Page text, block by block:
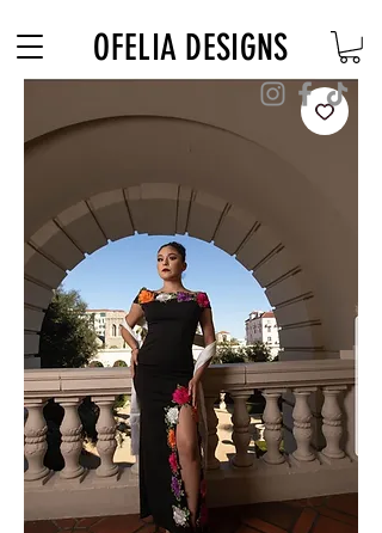
OFELIA DESIGNS